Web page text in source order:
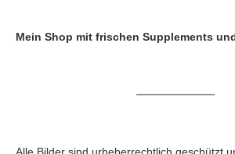
Mein Shop mit frischen Supplements